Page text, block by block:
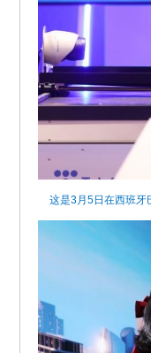
这是3月5日在西班牙